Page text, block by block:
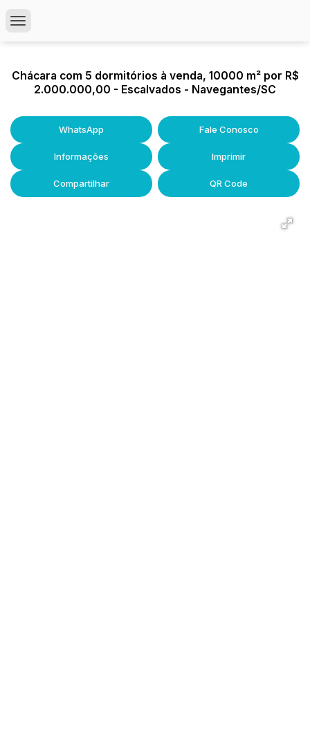
Chácara com 5 dormitórios à venda, 10000 m² por R$
2.000.000,00 - Escalvados - Navegantes/SC
WhatsApp Fale Conosco
Informações Imprimir
Compartilhar QR Code